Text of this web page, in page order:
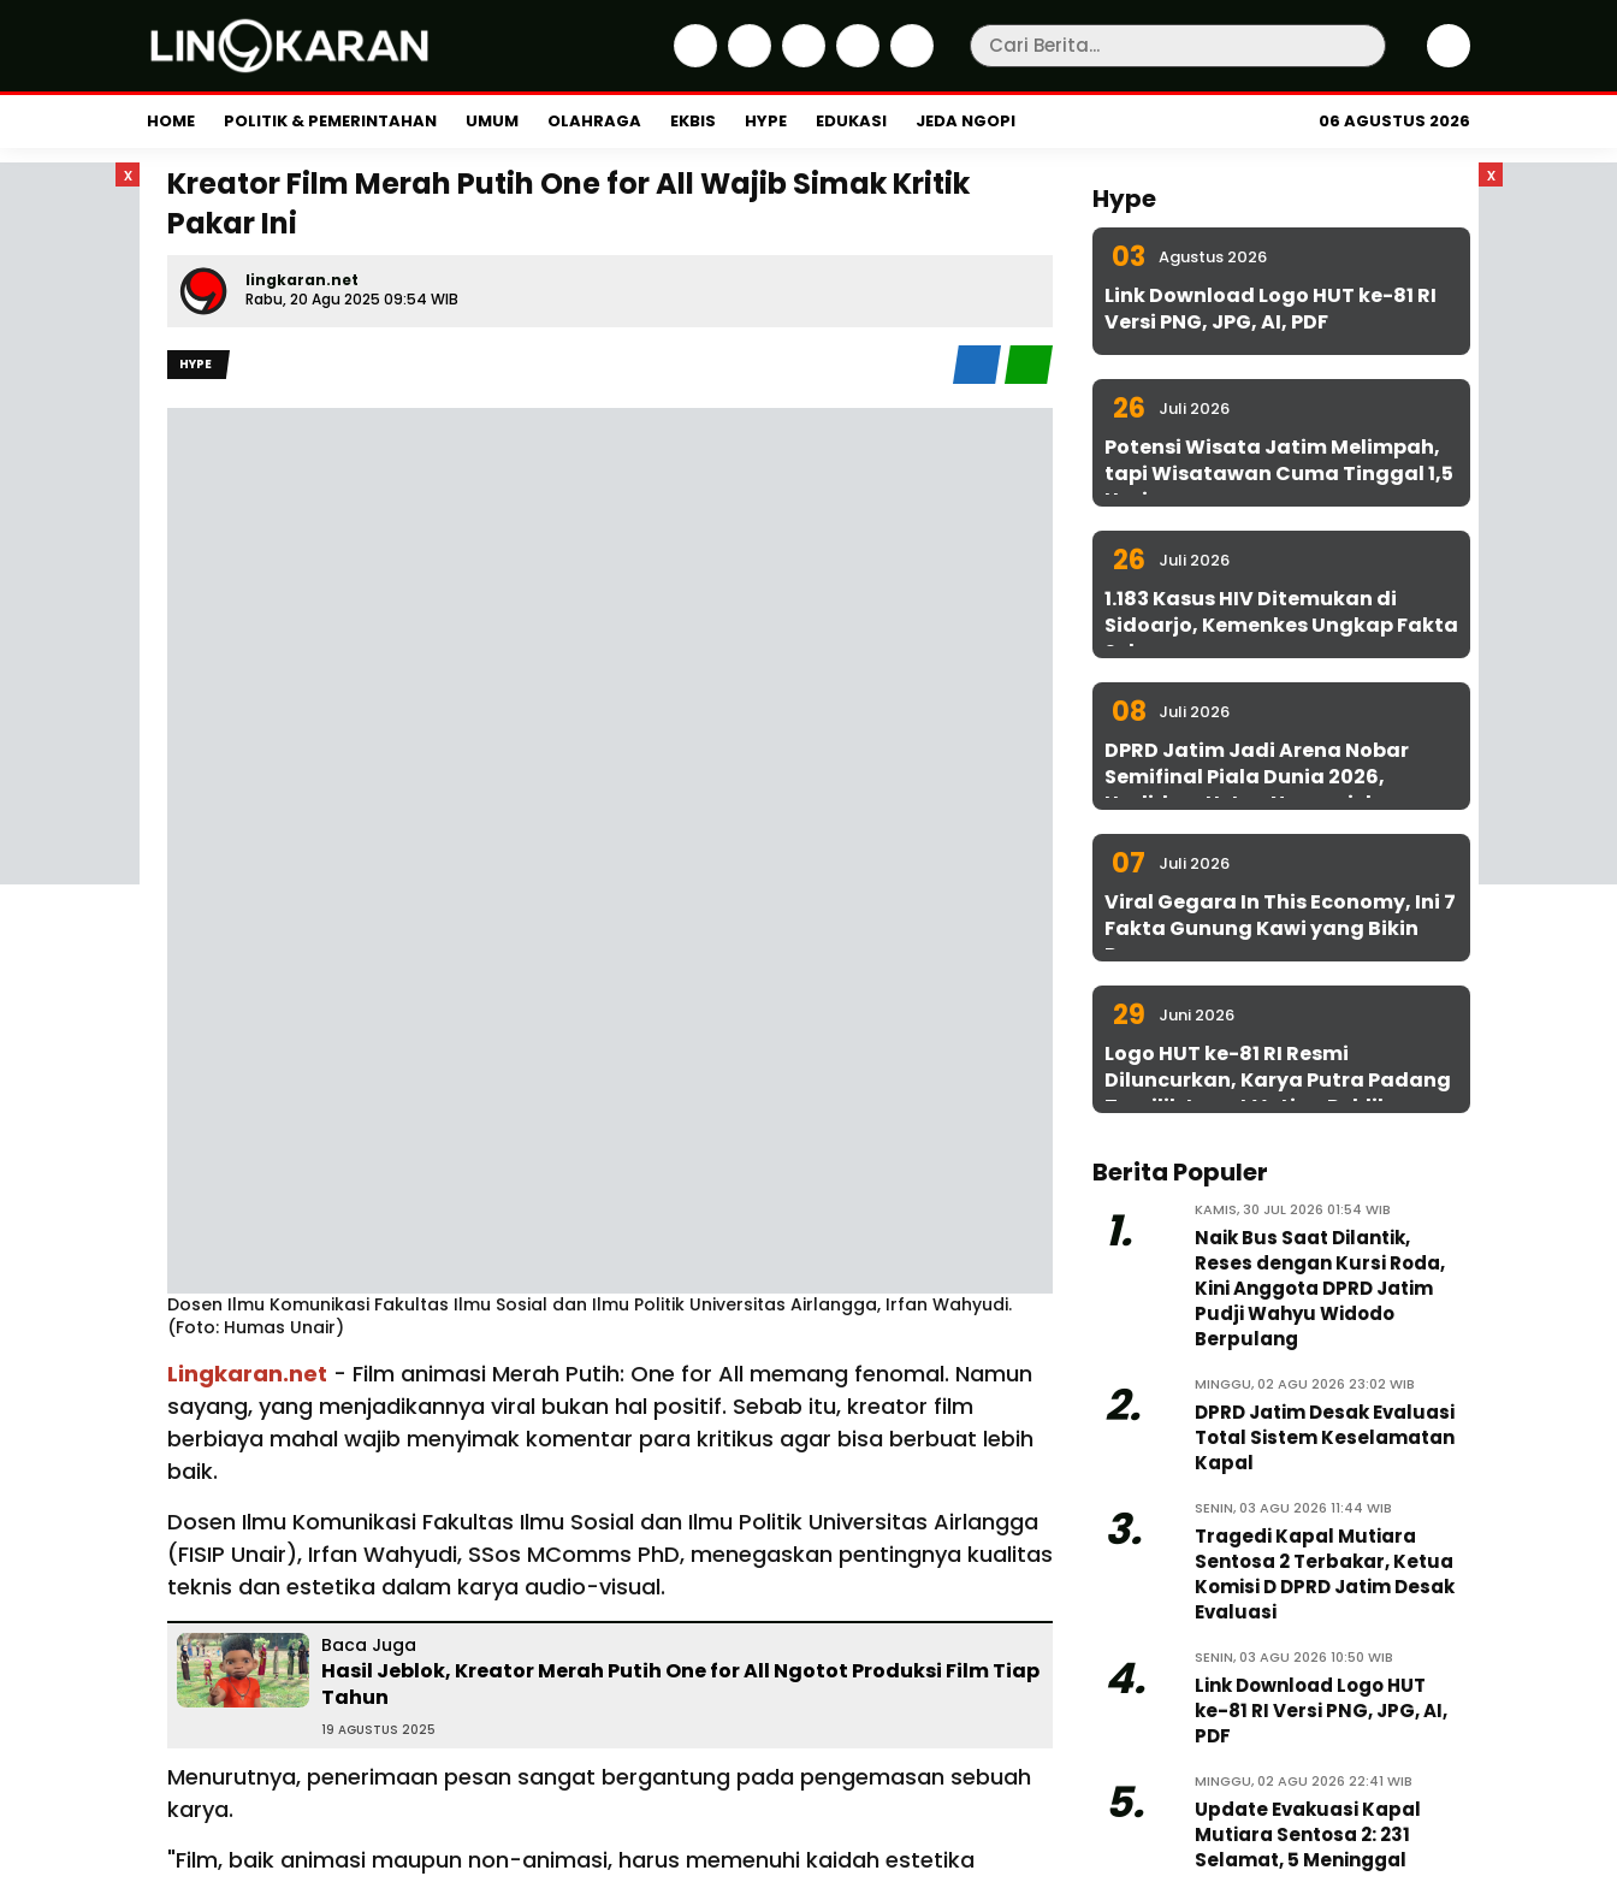
HOME POLITIK & PEMERINTAHAN UMUM OLAHRAGA EKBIS HYPE EDUKASI JEDA NGOPI 06 AGUSTUS 2026
x x
Kreator Film Merah Putih One for All Wajib Simak Kritik
Pakar Ini
lingkaran.net
Rabu, 20 Agu 2025 09:54 WIB
HYPE
Dosen Ilmu Komunikasi Fakultas Ilmu Sosial dan Ilmu Politik Universitas Airlangga, Irfan Wahyudi.
(Foto: Humas Unair)
Lingkaran.net - Film animasi Merah Putih: One for All memang fenomal. Namun
sayang, yang menjadikannya viral bukan hal positif. Sebab itu, kreator film
berbiaya mahal wajib menyimak komentar para kritikus agar bisa berbuat lebih
baik.
Dosen Ilmu Komunikasi Fakultas Ilmu Sosial dan Ilmu Politik Universitas Airlangga
(FISIP Unair), Irfan Wahyudi, SSos MComms PhD, menegaskan pentingnya kualitas
teknis dan estetika dalam karya audio-visual.
Baca Juga
Hasil Jeblok, Kreator Merah Putih One for All Ngotot Produksi Film Tiap
Tahun
19 AGUSTUS 2025
Menurutnya, penerimaan pesan sangat bergantung pada pengemasan sebuah
karya.
"Film, baik animasi maupun non-animasi, harus memenuhi kaidah estetika
Hype
03 Agustus 2026
Link Download Logo HUT ke-81 RI
Versi PNG, JPG, AI, PDF
26 Juli 2026
Potensi Wisata Jatim Melimpah,
tapi Wisatawan Cuma Tinggal 1,5
Hari
26 Juli 2026
1.183 Kasus HIV Ditemukan di
Sidoarjo, Kemenkes Ungkap Fakta
Sebenarnya
08 Juli 2026
DPRD Jatim Jadi Arena Nobar
Semifinal Piala Dunia 2026,
Hadirkan Uston Nawawi dan
UMKM Gratis untuk 1.000 Warga
07 Juli 2026
Viral Gegara In This Economy, Ini 7
Fakta Gunung Kawi yang Bikin
Penasaran
29 Juni 2026
Logo HUT ke-81 RI Resmi
Diluncurkan, Karya Putra Padang
Terpilih Lewat Voting Publik
Berita Populer
1. KAMIS, 30 JUL 2026 01:54 WIB
Naik Bus Saat Dilantik,
Reses dengan Kursi Roda,
Kini Anggota DPRD Jatim
Pudji Wahyu Widodo
Berpulang
2. MINGGU, 02 AGU 2026 23:02 WIB
DPRD Jatim Desak Evaluasi
Total Sistem Keselamatan
Kapal
3. SENIN, 03 AGU 2026 11:44 WIB
Tragedi Kapal Mutiara
Sentosa 2 Terbakar, Ketua
Komisi D DPRD Jatim Desak
Evaluasi
4. SENIN, 03 AGU 2026 10:50 WIB
Link Download Logo HUT
ke-81 RI Versi PNG, JPG, AI,
PDF
5. MINGGU, 02 AGU 2026 22:41 WIB
Update Evakuasi Kapal
Mutiara Sentosa 2: 231
Selamat, 5 Meninggal